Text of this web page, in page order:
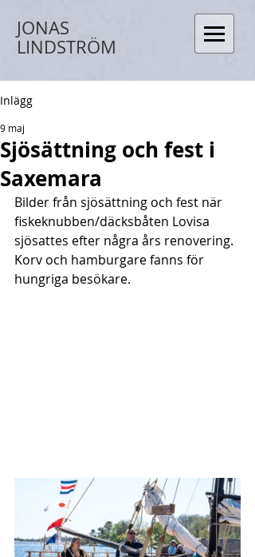
JONAS
LINDSTRÖM
Inlägg
Sjösättning och fest i
Saxemara
9 maj
Bilder från sjösättning och fest när
fiskeknubben/däcksbåten Lovisa
sjösattes efter några års renovering.
Korv och hamburgare fanns för
hungriga besökare.